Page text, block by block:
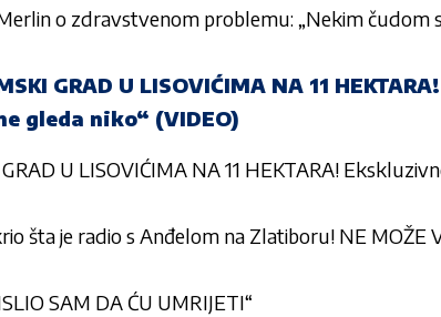
o zdravstvenom problemu: „Nekim čudom
GRAD U LISOVIĆIMA NA 11 HEKTARA!
gleda niko“ (VIDEO)
U LISOVIĆIMA NA 11 HEKTARA!
šta je radio s Anđelom na Zlatiboru! NE MOŽE
SAM DA ĆU UMRIJETI“